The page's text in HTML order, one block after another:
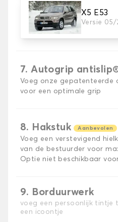
X5 E53
Versie
6. Kleur koord
Kies de kleur van de riem.
7. Autogrip
Voeg onze gepatenteerde
voor een optimale grip
8. Hakstuk Aanbevolen
Voeg een verstevigend
van de bestuurder voor
Optie niet beschikbaar
9. Borduurwerk
voeg een persoonlijk
een icoontje